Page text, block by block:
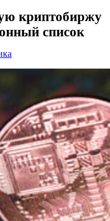
криптобиржу
список